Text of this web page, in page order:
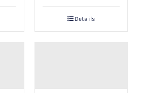
Details